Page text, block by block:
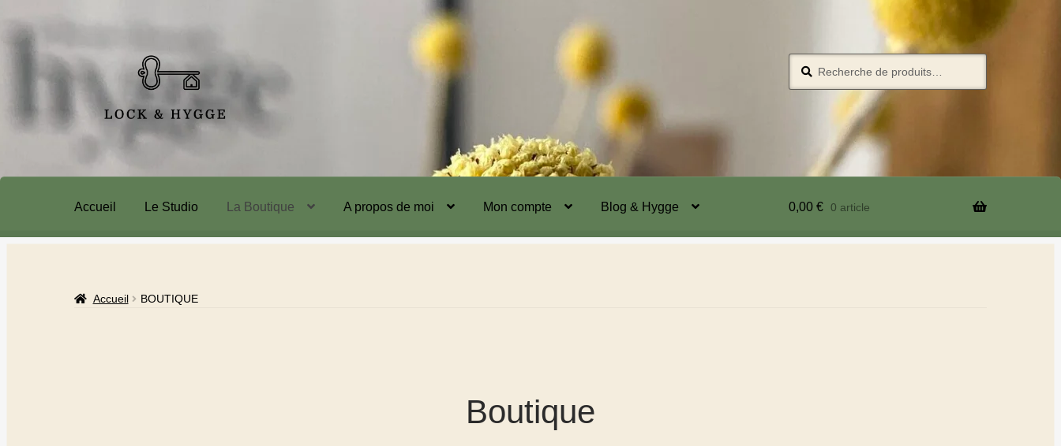
Accueil Le Studio La Boutique A propos de moi Mon compte Blog & Hygge 0,00 € 0 article
Accueil BOUTIQUE
Boutique